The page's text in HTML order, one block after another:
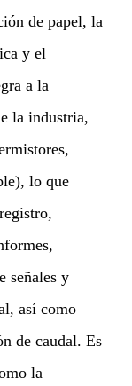
de papel, la
y el
a la
la industria,
lo que
señales y
así como
de caudal. Es
la